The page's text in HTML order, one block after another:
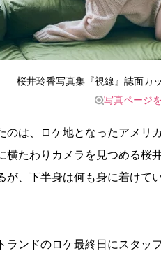
桜井玲香写真集『視線』誌面カ
写真ページ
は、ロケ地となったアメリ
横たわりカメラを見つめる桜
が、下半身は何も身に着けて
ンドのロケ最終日にスタッ